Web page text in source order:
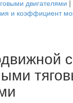
двигателями |
и коэффициент